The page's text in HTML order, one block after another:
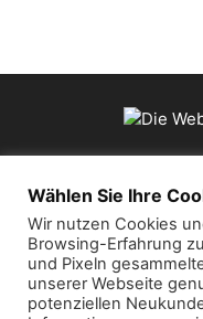
Kontaktieren Sie
Wählen Sie Ihre
Wir nutzen Cookies
Browsing-Erfahrung
und Pixeln
unserer Webseite
potenziellen